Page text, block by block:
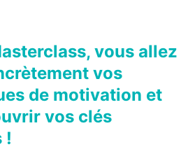
vous allez
vos
de motivation et
vos clés
!